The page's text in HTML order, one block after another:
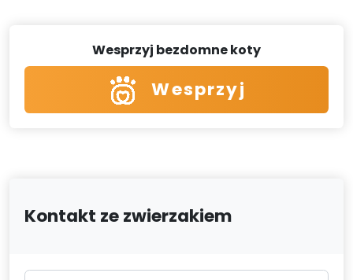
Wesprzyj bezdomne koty
Wesprzyj
Kontakt ze zwierzakiem